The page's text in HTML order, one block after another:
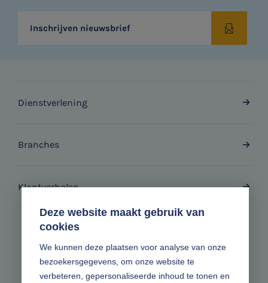
Deze website maakt gebruik van
cookies
We kunnen deze plaatsen voor analyse van onze
bezoekersgegevens, om onze website te
verbeteren, gepersonaliseerde inhoud te tonen en
Inschrijven nieuwsbrief
Dienstverlening
Branches
Klantverhalen
Volg ons online